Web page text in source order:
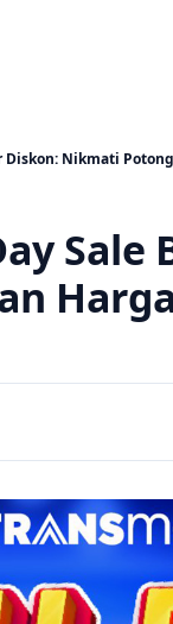
Diskon: Nikmati
Sale